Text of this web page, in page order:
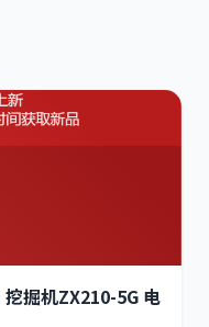
掘机ZX210-5G 电